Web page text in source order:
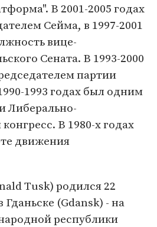
В 2001-2005 годах
Сейма, в 1997-2001
вице-
Сената. В 1993-2000
партии
1993 годах был одним
Либерально-
В 1980-х годах
движения
Tusk) родился 22
Гданьске (Gdansk) - на
республики